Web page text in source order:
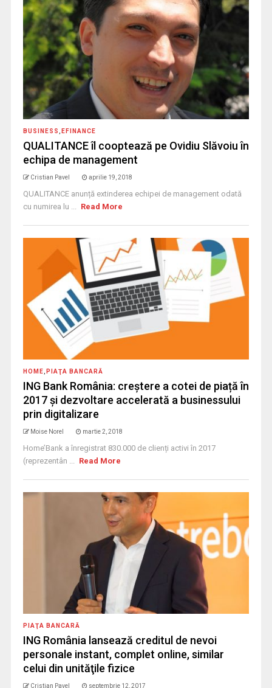
BUSINESS EFINANCE
QUALITANCE îl cooptează pe Ovidiu Slăvoiu în
echipa de management
Cristian Pavel aprilie 19, 2018
QUALITANCE anunță extinderea echipei de management odată
cu numirea lu ... Read More
HOME PIAŢA BANCARĂ
ING Bank România: creștere a cotei de piață în
2017 și dezvoltare accelerată a businessului
prin digitalizare
Moise Norel martie 2, 2018
Home’Bank a înregistrat 830.000 de clienți activi în 2017
(reprezentân ... Read More
PIAŢA BANCARĂ
ING România lansează creditul de nevoi
personale instant, complet online, similar
celui din unităţile fizice
Cristian Pavel septembrie 12, 2017